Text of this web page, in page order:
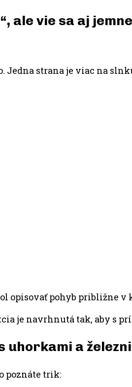
ale vie sa aj
strana je viac na
opisovať pohyb približne v
je navrhnutá tak, aby s
uhorkami a
poznáte trik: